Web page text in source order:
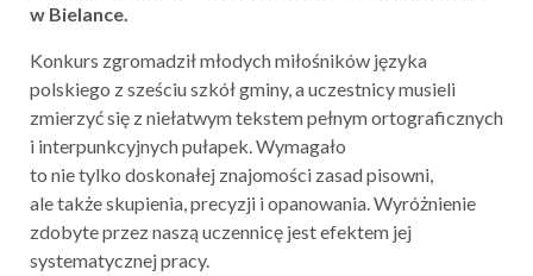
w Bielance.
Konkurs zgromadził młodych miłośników języka
polskiego z sześciu szkół gminy, a uczestnicy musieli
zmierzyć się z niełatwym tekstem pełnym ortograficznych
i interpunkcyjnych pułapek. Wymagało
to nie tylko doskonałej znajomości zasad pisowni,
ale także skupienia, precyzji i opanowania. Wyróżnienie
zdobyte przez naszą uczennicę jest efektem jej
systematycznej pracy.